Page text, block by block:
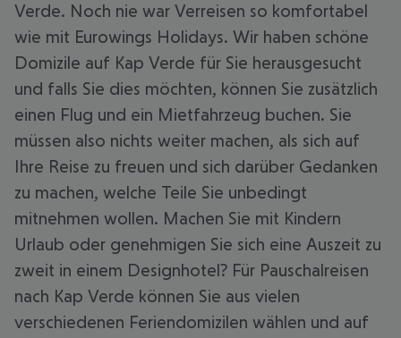
Verde. Noch nie war Verreisen so komfortabel
wie mit Eurowings Holidays. Wir haben schöne
Domizile auf Kap Verde für Sie herausgesucht
und falls Sie dies möchten, können Sie zusätzlich
einen Flug und ein Mietfahrzeug buchen. Sie
müssen also nichts weiter machen, als sich auf
Ihre Reise zu freuen und sich darüber Gedanken
zu machen, welche Teile Sie unbedingt
mitnehmen wollen. Machen Sie mit Kindern
Urlaub oder genehmigen Sie sich eine Auszeit zu
zweit in einem Designhotel? Für Pauschalreisen
nach Kap Verde können Sie aus vielen
verschiedenen Feriendomizilen wählen und auf